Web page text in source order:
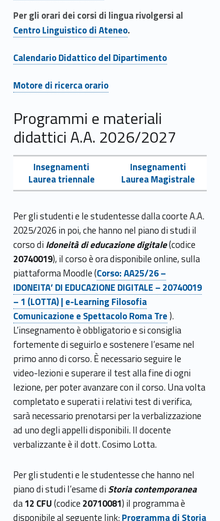
Per gli orari dei corsi di lingua rivolgersi al
Centro Linguistico di Ateneo.
Calendario Didattico del Dipartimento
Link identifier #identifier__129723-6
Motore di ricerca orario
Programmi e materiali
didattici A.A. 2026/2027
Link identifier #identifier__40882-7
Insegnamenti
Laurea triennale
Link identifier #identifier__55553-8
Insegnamenti
Laurea Magistrale
Per gli studenti e le studentesse dalla coorte A.A.
2025/2026 in poi, che hanno nel piano di studi il
corso diIdoneità di educazione digitale(codice
20740019), il corso è ora disponibile online, sulla
piattaforma Moodle (Link identifier #identifier__57967-9
Corso: AA25/26 –
IDONEITA’ DI EDUCAZIONE DIGITALE – 20740019
– 1 (LOTTA) | e-Learning Filosofia
Comunicazione e Spettacolo Roma Tre ).
L’insegnamento è obbligatorio e si consiglia
fortemente di seguirlo e sostenere l’esame nel
primo anno di corso.È necessario seguire le
video-lezioni e superare il test alla fine di ogni
lezione, per poter avanzare con il corso. Una volta
completato e superati i relativi test di verifica,
sarà necessario prenotarsi per la verbalizzazione
ad uno degli appelli disponibili. Il docente
verbalizzante è il dott. Cosimo Lotta.
Per gli studenti e le studentesse che hanno nel
piano di studi l’esame diStoria contemporanea
da12 CFU(codice20710081) il programma è
disponibile al seguente link:Link identifier #identifier__109082-10
Programma di Storia